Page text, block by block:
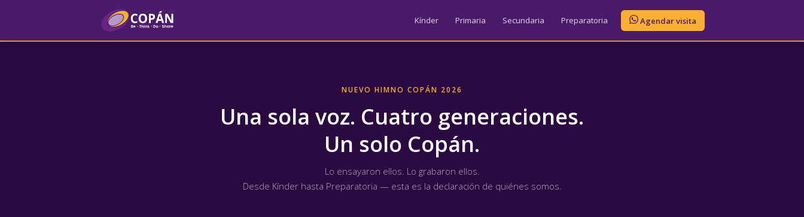
Kínder Primaria Secundaria Preparatoria Agendar visita
NUEVO HIMNO COPÁN 2026
Una sola voz. Cuatro generaciones.
Un solo Copán.
Lo ensayaron ellos. Lo grabaron ellos.
Desde Kínder hasta Preparatoria — esta es la declaración de quiénes somos.